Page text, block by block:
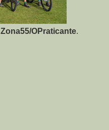
Zona55/OPraticante.